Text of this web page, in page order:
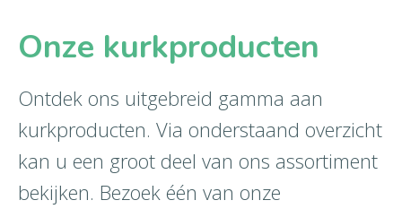
Onze kurkproducten
Ontdek ons uitgebreid gamma aan
kurkproducten. Via onderstaand overzicht
kan u een groot deel van ons assortiment
bekijken. Bezoek één van onze